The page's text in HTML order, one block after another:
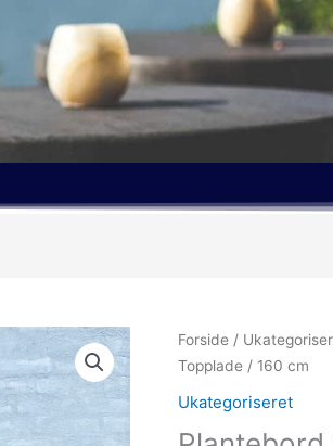
Forside /
Topplade / 160 cm
Ukategoriseret